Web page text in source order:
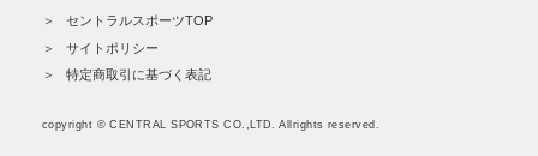
■個人情報の管理
当社は、お客様からお預かりした個人情報は、適切かつ
慎重に管理し、漏洩、改ざん、紛失等がないよう適正な
いる措置の内容については、本プライバシーポリシー末
セントラルスポーツTOP
サイトポリシー
特定商取引に基づく表記
copyright © CENTRAL SPORTS CO.,LTD. Allrights reserved.